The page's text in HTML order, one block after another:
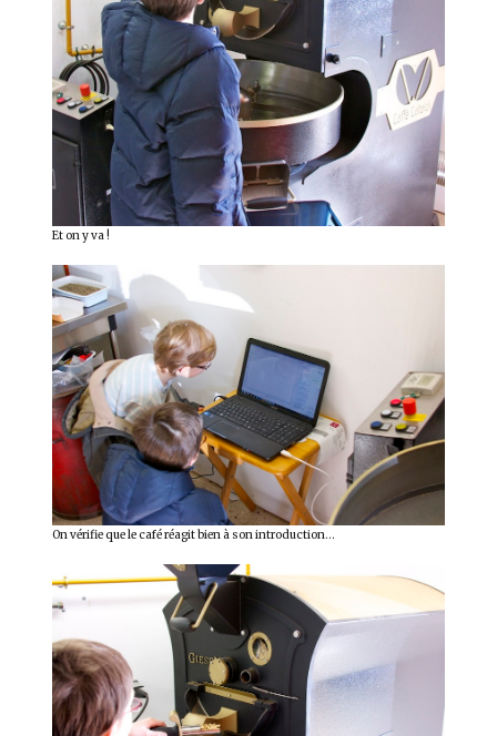
Et on y va !
On vérifie que le café réagit bien à son introduction…